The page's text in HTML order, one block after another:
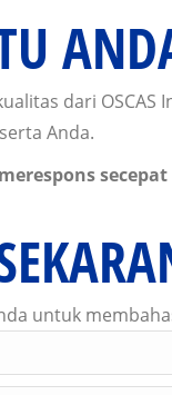
dari OSCAS
Anda.
untuk